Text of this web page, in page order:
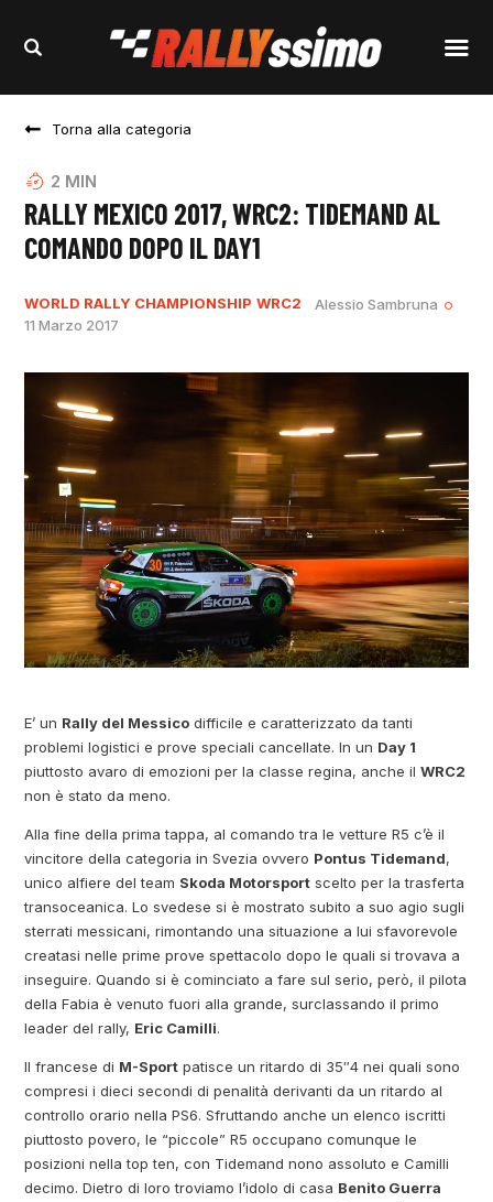
Torna alla categoria
2 MIN
RALLY MEXICO 2017, WRC2: TIDEMAND AL
COMANDO DOPO IL DAY1
WORLD RALLY CHAMPIONSHIP WRC2
Alessio Sambruna
11 Marzo 2017
E’ un Rally del Messico difficile e caratterizzato da tanti
problemi logistici e prove speciali cancellate. In un Day 1
piuttosto avaro di emozioni per la classe regina, anche ilWRC2
non è stato da meno.
Alla fine della prima tappa, al comando tra le vetture R5 c’è il
vincitore della categoria in Svezia ovvero Pontus Tidemand,
unico alfiere del team Skoda Motorsport scelto per la trasferta
transoceanica. Lo svedese si è mostrato subito a suo agio sugli
sterrati messicani, rimontando una situazione a lui sfavorevole
creatasi nelle prime prove spettacolo dopo le quali si trovava a
inseguire. Quando si è cominciato a fare sul serio, però, il pilota
della Fabia è venuto fuori alla grande, surclassando il primo
leader del rally, Eric Camilli.
Il francese di M-Sport patisce un ritardo di 35″4 nei quali sono
compresi i dieci secondi di penalità derivanti da un ritardo al
controllo orario nella PS6. Sfruttando anche un elenco iscritti
piuttosto povero, le “piccole” R5 occupano comunque le
posizioni nella top ten, con Tidemand nono assoluto e Camilli
decimo. Dietro di loro troviamo l’idolo di casa Benito Guerra